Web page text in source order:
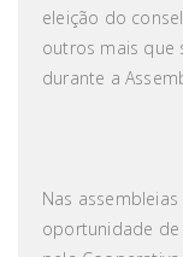
eleição do
outros mais que
durante a
Nas
oportunidade de